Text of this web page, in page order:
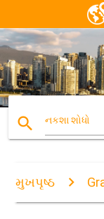
search નકશા શોધો
મુખપૃષ્ઠ